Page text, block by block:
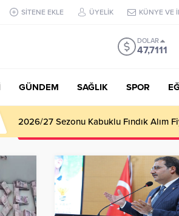
SİTENE EKLE ÜYELİK KÜNYE VE
DOLAR
47,7111
GÜNDEM SAĞLIK SPOR
2026/27 Sezonu Kabuklu Fındık Alım